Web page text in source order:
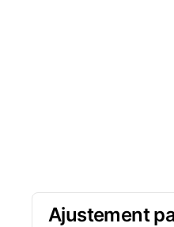
Ajustement